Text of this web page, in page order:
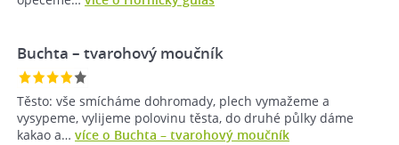
Buchta – tvarohový moučník
Těsto: vše smícháme dohromady, plech vymažeme a
vysypeme, vylijeme polovinu těsta, do druhé půlky dáme
kakao a… více o Buchta – tvarohový moučník